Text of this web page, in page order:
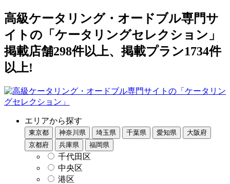
高級ケータリング・オードブル専門サ
イトの「ケータリングセレクション」
掲載店舗298件以上、掲載プラン1734件
以上!
エリアから探す
東京都 神奈川県 埼玉県 千葉県 愛知県
大阪府
京都府
兵庫県 福岡県
千代田区
中央区
港区